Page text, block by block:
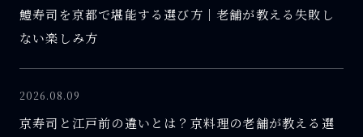
鱧寿司を京都で堪能する選び方｜老舗が教える失敗し
ない楽しみ方
2026.08.09
京寿司と江戸前の違いとは？京料理の老舗が教える選